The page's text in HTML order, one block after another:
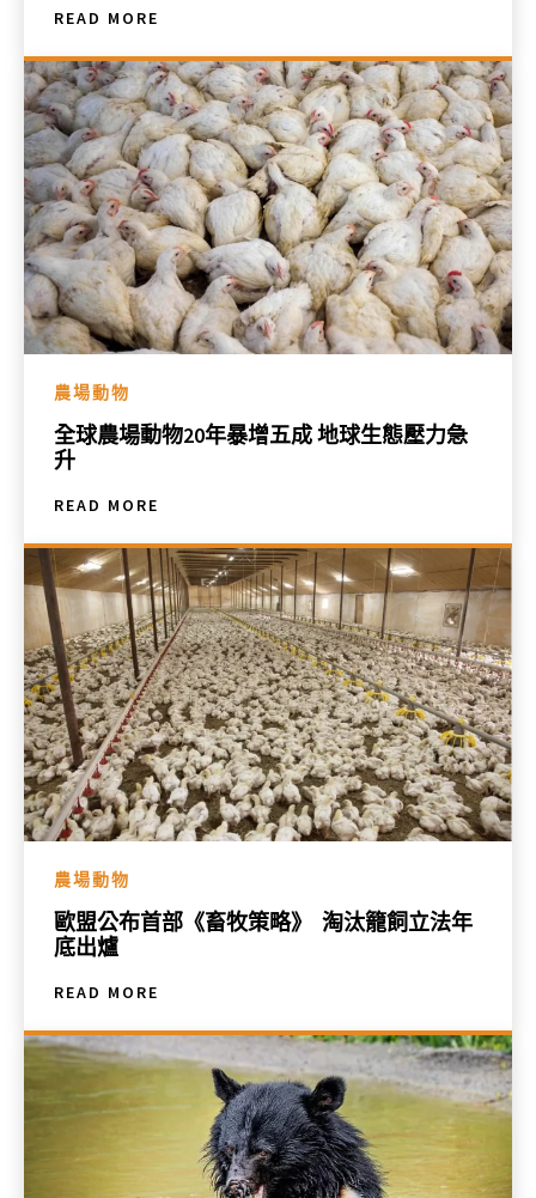
READ MORE
農場動物
全球農場動物20年暴增五成 地球生態壓力急
升
READ MORE
農場動物
歐盟公布首部《畜牧策略》 淘汰籠飼立法年
底出爐
READ MORE